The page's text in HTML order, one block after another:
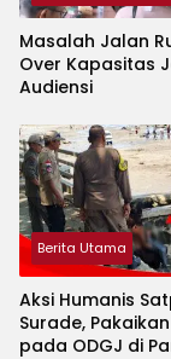
Masalah Jalan
Over Kapasitas
Audiensi
Berita Utama
Aksi Humanis
Surade,
pada ODGJ di